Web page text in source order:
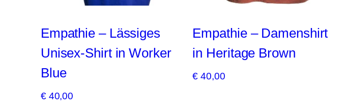
Empathie – Lässiges
Unisex-Shirt in Worker
Blue
€40,00
Empathie – Damenshirt
in Heritage Brown
€ 40,00